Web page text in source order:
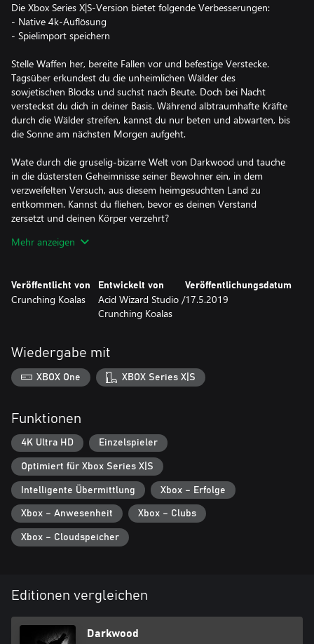
Die Xbox Series X|S-Version bietet folgende Verbesserungen:
- Native 4k-Auflösung
- Spielimport speichern
Stelle Waffen her, bereite Fallen vor und befestige Verstecke.
Tagsüber erkundest du die unheimlichen Wälder des
sowjetischen Blocks und suchst nach Beute. Doch bei Nacht
versteckst du dich in deiner Basis. Während albtraumhafte Kräfte
durch die Wälder streifen, kannst du nur beten und abwarten, bis
die Sonne am nächsten Morgen aufgeht.
Wate durch die gruselig-bizarre Welt von Darkwood und tauche
in die düstersten Geheimnisse seiner Bewohner ein, in dem
verzweifelten Versuch, aus diesem heimgesuchten Land zu
entkommen. Kannst du fliehen, bevor es deinen Verstand
zersetzt und deinen Körper verzehrt?
ganz ohne billige Tricks Spannung aufbaut.
Tag-Nacht-Zyklus: Streife tagsüber durch die verwunschenen
überleben.
Zufällig generierte Karten und Ereignisse: Die Welt ist bei jedem
Spieldurchgang und für jeden Spieler anders.
Herstellung: Sammle Materialien, um dein Versteck auszubauen,
Fähigkeiten und Eigenschaften: Entwickle deinen Charakter,
indem du eine merkwürdige Substanz in deine Blutbahn injizierst.
Kein Händchenhalten: Stelle dein Können auf die Probe und finde
alles selbst heraus!
Verzweigte Story: Forme die Welt von Darkwood und bestimme
Mehr anzeigen
Veröffentlicht von
Crunching Koalas
Entwickelt von
Acid Wizard Studio /
Crunching Koalas
Veröffentlichungsdatum
17.5.2019
Wiedergabe mit
XBOX One XBOX Series X|S
Funktionen
4K Ultra HD Einzelspieler
Optimiert für Xbox Series X|S
Intelligente Übermittlung Xbox – Erfolge
Xbox – Anwesenheit Xbox – Clubs
Xbox – Cloudspeicher
Editionen vergleichen
Darkwood